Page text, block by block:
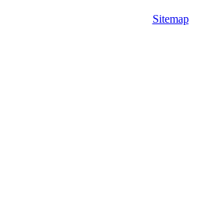
Sitemap